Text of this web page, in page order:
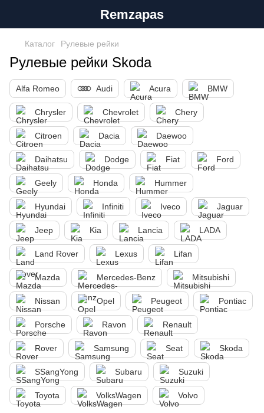
Remzapas
Каталог Рулевые рейки
Рулевые рейки Skoda
Alfa Romeo Audi Acura BMW
Chrysler Chevrolet Chery
Citroen Dacia Daewoo
Daihatsu Dodge Fiat Ford
Geely Honda Hummer
Hyundai Infiniti Iveco Jaguar
Jeep Kia Lancia LADA
Land Rover Lexus Lifan
Mazda Mercedes-Benz Mitsubishi
Nissan Opel Peugeot Pontiac
Porsche Ravon Renault
Rover Samsung Seat Skoda
SSangYong Subaru Suzuki
Toyota VolksWagen Volvo